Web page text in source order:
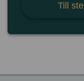
Till